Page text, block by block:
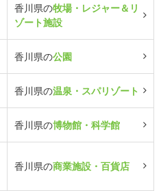
香川県の牧場・レジャー＆リ
ゾート施設
香川県の公園
香川県の温泉・スパリゾート
香川県の博物館・科学館
香川県の商業施設・百貨店